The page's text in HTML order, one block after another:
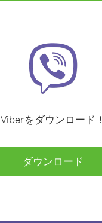
Viberをダウンロード！
ダウンロード